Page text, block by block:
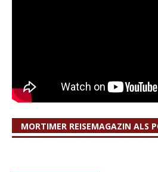
MORTIMER REISEMAGAZIN ALS